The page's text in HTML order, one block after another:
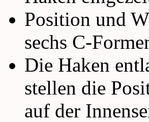
Position und
sechs C-
Die Haken
stellen die
auf der